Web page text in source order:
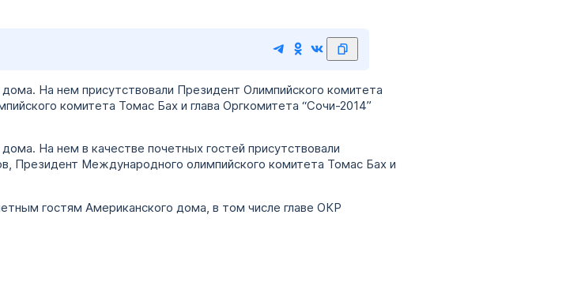
На нем присутствовали Президент Олимпийского комитета
комитета Томас Бах и глава Оргкомитета “Сочи-2014”
На нем в качестве почетных гостей присутствовали
Президент Международного олимпийского комитета Томас Бах и
гостям Американского дома, в том числе главе ОКР